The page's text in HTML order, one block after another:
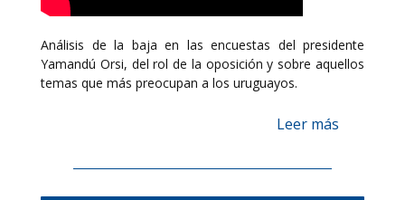
Análisis de la baja en las encuestas del presidente
Yamandú Orsi, del rol de la oposición y sobre aquellos
temas que más preocupan a los uruguayos.
Leer más